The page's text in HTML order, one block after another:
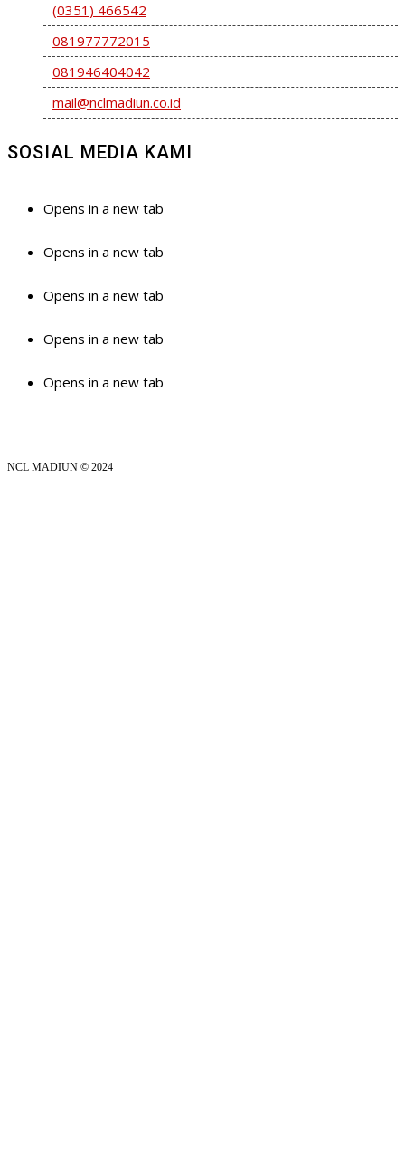
(0351) 466542
081977772015
081946404042
mail@nclmadiun.co.id
SOSIAL MEDIA KAMI
Opens in a new tab
Opens in a new tab
Opens in a new tab
Opens in a new tab
Opens in a new tab
NCL MADIUN © 2024